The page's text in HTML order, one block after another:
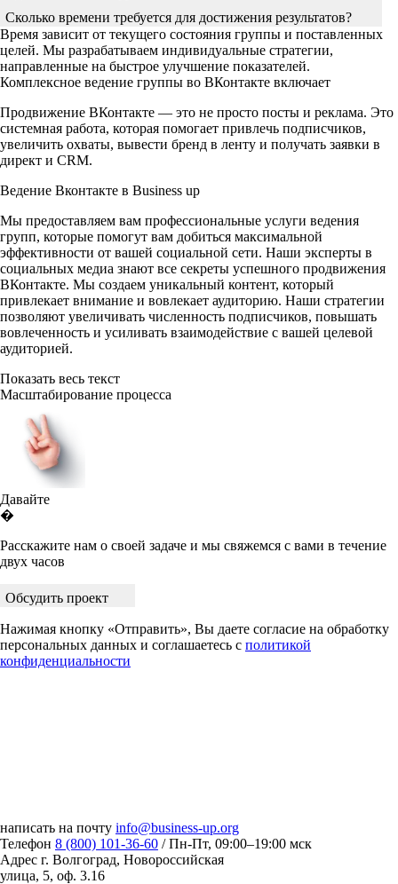
Сколько времени требуется для достижения результатов?
Время зависит от текущего состояния группы и поставленных
целей. Мы разрабатываем индивидуальные стратегии,
направленные на быстрое улучшение показателей.
Комплексное ведение группы во ВКонтакте включает
Продвижение ВКонтакте — это не просто посты и реклама. Это
системная работа, которая помогает привлечь подписчиков,
увеличить охваты, вывести бренд в ленту и получать заявки в
директ и CRM.
Ведение Вконтакте в Business up
Мы предоставляем вам профессиональные услуги ведения
групп, которые помогут вам добиться максимальной
эффективности от вашей социальной сети. Наши эксперты в
социальных медиа знают все секреты успешного продвижения
ВКонтакте. Мы создаем уникальный контент, который
привлекает внимание и вовлекает аудиторию. Наши стратегии
позволяют увеличивать численность подписчиков, повышать
вовлеченность и усиливать взаимодействие с вашей целевой
аудиторией.
Показать весь текст
Масштабирование процесса
Давайте
�
Расскажите нам о своей задаче и мы свяжемся с вами в течение
двух часов
Обсудить проект
Нажимая кнопку «Отправить», Вы даете согласие на обработку
персональных данных и соглашаетесь с политикой
конфиденциальности
написать на почту info@business-up.org
Телефон 8 (800) 101-36-60 / Пн-Пт, 09:00–19:00 мск
Адрес г. Волгоград, Новороссийская
улица, 5, оф. 3.16